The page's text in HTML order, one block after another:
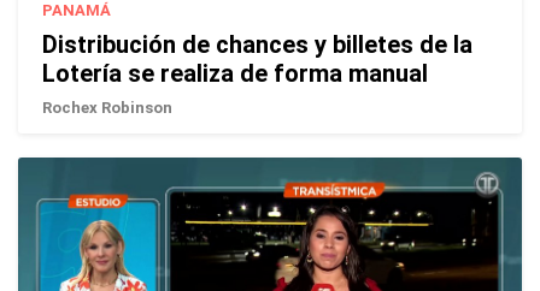
PANAMÁ
Distribución de chances y billetes de la
Lotería se realiza de forma manual
Rochex Robinson